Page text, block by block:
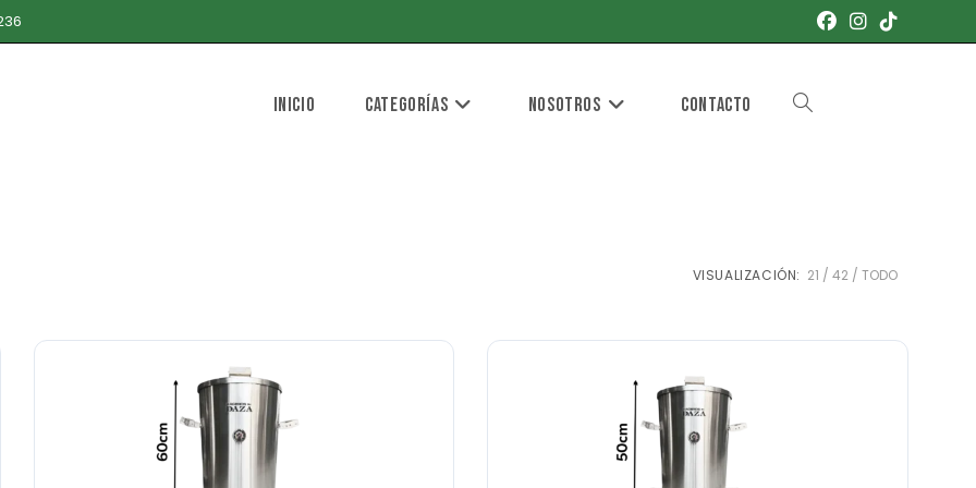
Inicio Categorías Nosotros Contacto Alternar
VISUALIZACIÓN: 21 42 TODO